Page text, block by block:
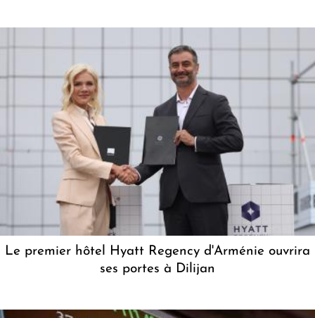
Le premier hôtel Hyatt Regency d'Arménie ouvrira
ses portes à Dilijan